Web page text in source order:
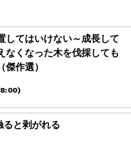
してはいけない～成長して
なくなった木を伐採しても
傑作選）
ると剥がれる